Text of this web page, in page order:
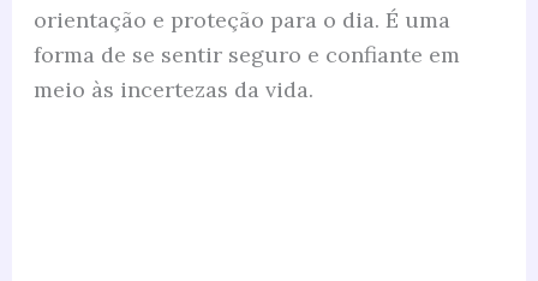
orientação e proteção para o dia. É uma
forma de se sentir seguro e confiante em
meio às incertezas da vida.